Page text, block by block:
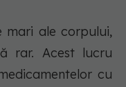
mari ale corpului,
rar. Acest lucru
cu